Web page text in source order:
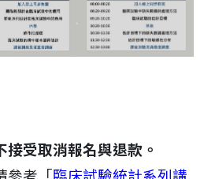
受取消報名與退款。